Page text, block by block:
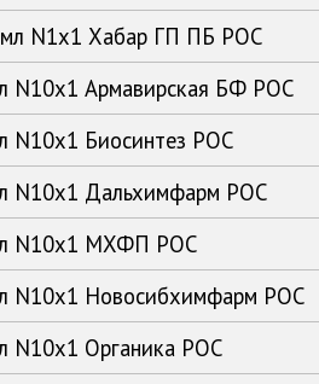
N1x1 Хабар ГП ПБ РОС
N10x1 Армавирская БФ РОС
N10x1 Биосинтез РОС
N10x1 Дальхимфарм РОС
N10x1 МХФП РОС
N10x1 Новосибхимфарм РОС
N10x1 Органика РОС